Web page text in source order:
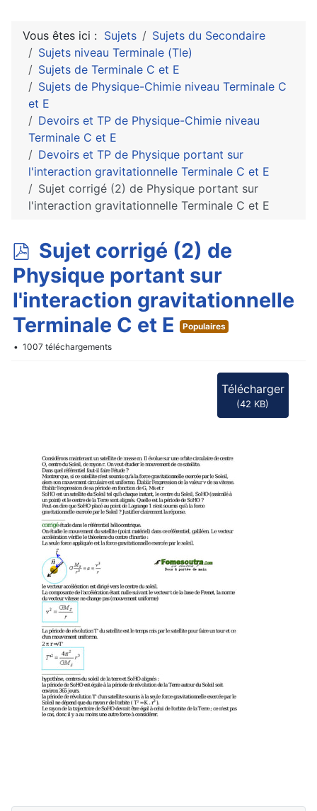
Vous êtes ici : Sujets
Sujets du Secondaire
Sujets niveau Terminale (Tle)
Sujets de Terminale C et E
Sujets de Physique-Chimie niveau Terminale C
et E
Devoirs et TP de Physique-Chimie niveau
Terminale C et E
Devoirs et TP de Physique portant sur
l'interaction gravitationnelle Terminale C et E
Sujet corrigé (2) de Physique portant sur
l'interaction gravitationnelle Terminale C et E
p
d
f
Sujet corrigé (2) de
Physique portant sur
l'interaction gravitationnelle
Terminale C et E
Populaires
1007 téléchargements
Télécharger
(42 KB)